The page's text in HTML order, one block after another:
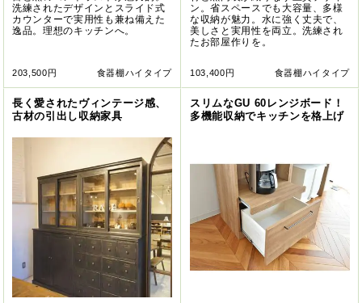
洗練されたデザインとスライド式
カウンターで実用性も兼ね備えた
逸品。理想のキッチンへ。
203,500円 食器棚ハイタイプ
ン。省スペースでも大容量、多様
な収納が魅力。水に強く丈夫で、
美しさと実用性を両立。洗練され
たお部屋作りを。
103,400円 食器棚ハイタイプ
長く愛されたヴィンテージ感、
古材の引出し収納家具
スリムなGU 60レンジボード！
多機能収納でキッチンを格上げ